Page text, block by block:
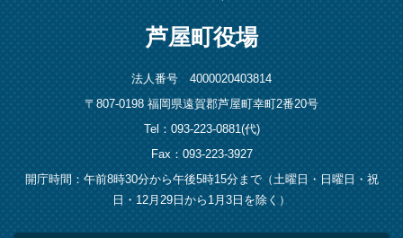
芦屋町役場
法人番号 4000020403814
〒807-0198 福岡県遠賀郡芦屋町幸町2番20号
Tel：093-223-0881(代)
Fax：093-223-3927
開庁時間：午前8時30分から午後5時15分まで（土曜日・日曜日・祝
日・12月29日から1月3日を除く）